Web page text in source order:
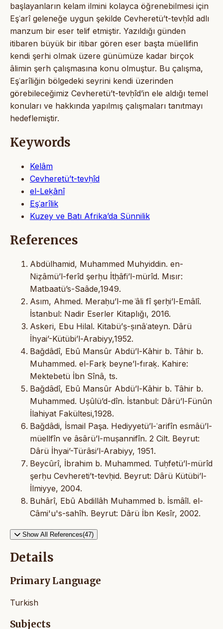
başlayanların kelam ilmini kolayca öğrenebilmesi için
Eşʿarî geleneğe uygun şekilde Cevheretü’t-tevḥîd adlı
manzum bir eser telif etmiştir. Yazıldığı günden
itibaren büyük bir itibar gören eser başta müellifin
kendi şerhi olmak üzere günümüze kadar birçok
âlimin şerh çalışmasına konu olmuştur. Bu çalışma,
Eşʿarîliğin bölgedeki seyrini kendi üzerinden
görebileceğimiz Cevheretü’t-tevḥîd’in ele aldığı temel
konuları ve hakkında yapılmış çalışmaları tanıtmayı
hedeflemiştir.
Keywords
Kelâm
Cevheretü’t-tevḥîd
el-Leḳānî
Eşʿarîlik
Kuzey ve Batı Afrika’da Sünnilik
References
Abdülhamid, Muhammed Muhyiddin. en-
Niẓâmü’l-ferîd şerḥu İtḥâfi’l-mürîd. Mısır:
Matbaatü’s-Saâde,1949.
Asım, Ahmed. Meraḥu’l-me ͑âli fî şerḥi’l-Emâlî.
İstanbul: Nadir Eserler Kitaplığı, 2016.
Askeri, Ebu Hilal. Kitabü’ṣ-ṣınâʿateyn. Dârü
İhyai’-Kütübi’l-Arabiyy,1952.
Bağdâdî, Ebû Mansûr Abdü’l-Kāhir b. Tâhir b.
Muhammed. el-Farḳ beyne’l-fıraḳ. Kahire:
Mektebetü İbn Sînâ, ts.
Bağdâdî, Ebû Mansûr Abdü’l-Kāhir b. Tâhir b.
Muhammed. Uṣûlü’d-dîn. İstanbul: Dârü’l-Fünûn
İlahiyat Fakültesi,1928.
Bağdâdi, İsmail Paşa. Hediyyetü’l-ʿarifîn esmâü’l-
müellfîn ve âsârü’l-muṣannifîn. 2 Cilt. Beyrut:
Dârü İhyai’-Türâsi’l-Arabiyy, 1951.
Beycûrî, İbrahim b. Muhammed. Tuḥfetü’l-mürîd
şerḥu Cevhereti’t-tevḥid. Beyrut: Dârü Kütübi’l-
İlmiyye, 2004.
Buhârî, Ebû Abdillâh Muhammed b. İsmâîl. el-
Câmi'u's-sahîh. Beyrut: Dârü İbn Kesîr, 2002.
Show All References(47)
Details
Primary Language
Turkish
Subjects